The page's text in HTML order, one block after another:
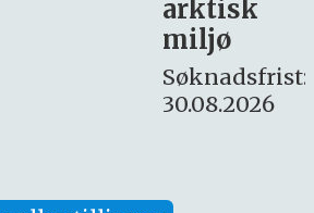
Søknadsfrist:
16. august.